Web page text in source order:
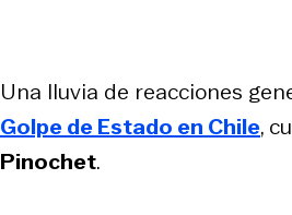
Una lluvia de reacciones
Golpe de Estado en Chile,
Pinochet.